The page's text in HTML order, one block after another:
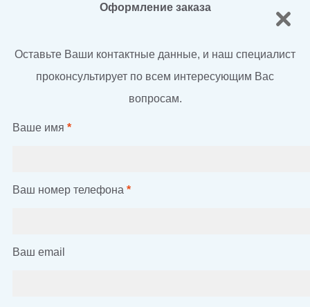
Оформление заказа
Оставьте Ваши контактные данные, и наш специалист
проконсультирует по всем интересующим Вас
вопросам.
Ваше имя *
Ваш номер телефона *
Ваш email